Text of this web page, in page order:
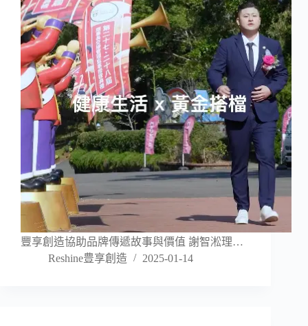
豐享創造協助品牌傳遞故事與價值 謝智淞理…
Reshine豊享創造
2025-01-14